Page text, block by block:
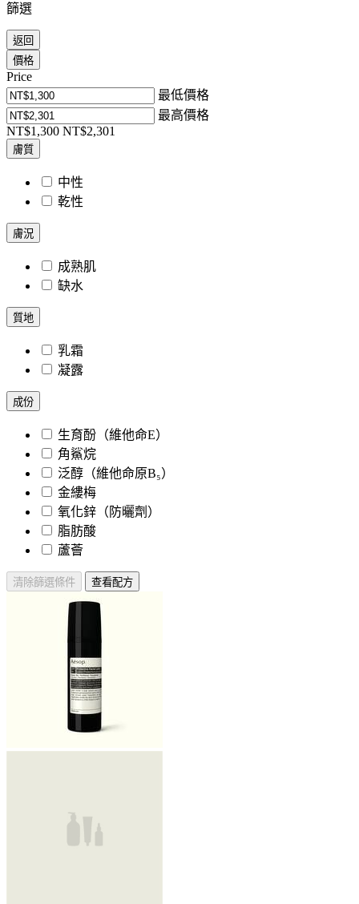
篩選
返回
價格
Price
最低價格
最高價格
NT$1,300 NT$2,301
膚質
中性
乾性
膚況
成熟肌
缺水
質地
乳霜
凝露
成份
生育酚（維他命E）
角鯊烷
泛醇（維他命原B₅）
金縷梅
氧化鋅（防曬劑）
脂肪酸
蘆薈
清除篩選條件 查看配方